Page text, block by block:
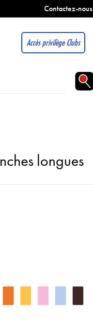
Contactez-nous
Accès privilège Clubs
longues